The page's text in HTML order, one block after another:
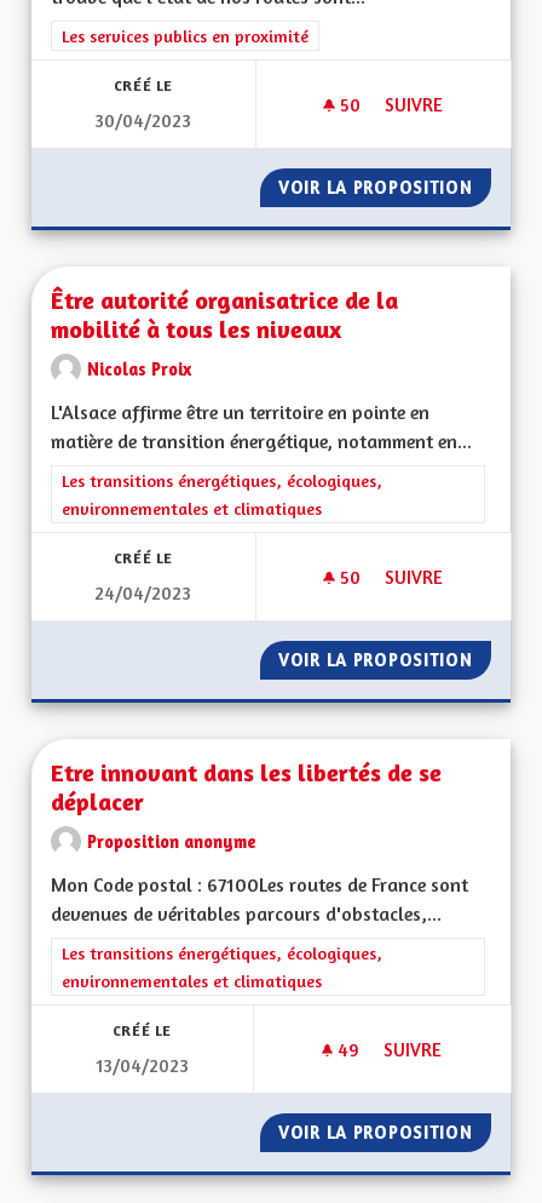
Filtrer les résultats de la catégorie : Les services publics en
Les services publics en proximité
CRÉÉ LE
30/04/2023
50 50 ABONNÉS
SUIVRE
VOIR LA PROPOSITION ÉTAT
Être autorité organisatrice de la
mobilité à tous les niveaux
Nicolas Proix
L'Alsace affirme être un territoire en pointe en
matière de transition énergétique, notamment en...
Filtrer les résultats de la catégorie : Les transitions
Les transitions énergétiques, écologiques,
environnementales et climatiques
CRÉÉ LE
24/04/2023
50 50 ABONNÉS
SUIVRE
VOIR LA PROPOSITION ÊTRE
Etre innovant dans les libertés de se
déplacer
Proposition anonyme
Mon Code postal : 67100Les routes de France sont
devenues de véritables parcours d'obstacles,...
Filtrer les résultats de la catégorie : Les transitions
Les transitions énergétiques, écologiques,
environnementales et climatiques
CRÉÉ LE
13/04/2023
49 49 ABONNÉS
SUIVRE
VOIR LA PROPOSITION ETRE